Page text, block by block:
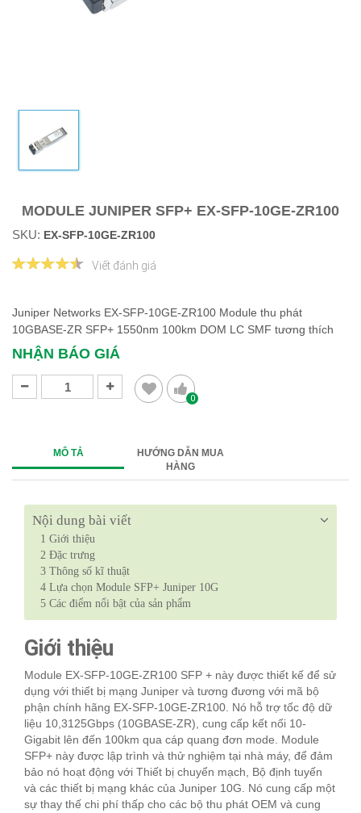
MODULE JUNIPER SFP+ EX-SFP-10GE-ZR100
SKU: EX-SFP-10GE-ZR100
Viết đánh giá
Juniper Networks EX-SFP-10GE-ZR100 Module thu phát
10GBASE-ZR SFP+ 1550nm 100km DOM LC SMF tương thích
NHẬN BÁO GIÁ
0
MÔ TẢ
HƯỚNG DẪN MUA
HÀNG
Nội dung bài viết
1 Giới thiệu
2 Đặc trưng
3 Thông số kĩ thuật
4 Lựa chọn Module SFP+ Juniper 10G
5 Các điểm nổi bật của sản phẩm
Giới thiệu
Module EX-SFP-10GE-ZR100 SFP + này được thiết kế để sử
dụng với thiết bị mạng Juniper và tương đương với mã bộ
phận chính hãng EX-SFP-10GE-ZR100. Nó hỗ trợ tốc độ dữ
liệu 10,3125Gbps (10GBASE-ZR), cung cấp kết nối 10-
Gigabit lên đến 100km qua cáp quang đơn mode. Module
SFP+ này được lập trình và thử nghiệm tại nhà máy, để đảm
bảo nó hoạt động với Thiết bị chuyển mạch, Bộ định tuyến
và các thiết bị mạng khác của Juniper 10G. Nó cung cấp một
sự thay thế chi phí thấp cho các bộ thu phát OEM và cung